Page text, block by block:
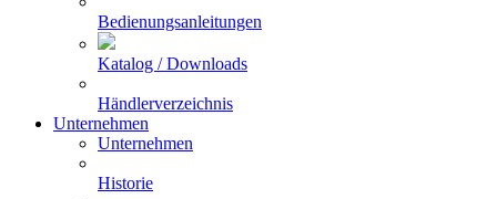
Bedienungsanleitungen
Katalog / Downloads
Händlerverzeichnis
Unternehmen
Unternehmen
Historie